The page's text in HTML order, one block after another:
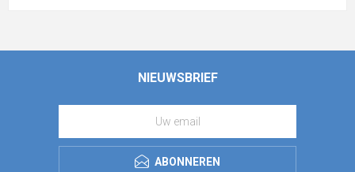
NIEUWSBRIEF
ABONNEREN